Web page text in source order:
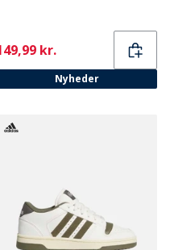
kr.
Nyheder